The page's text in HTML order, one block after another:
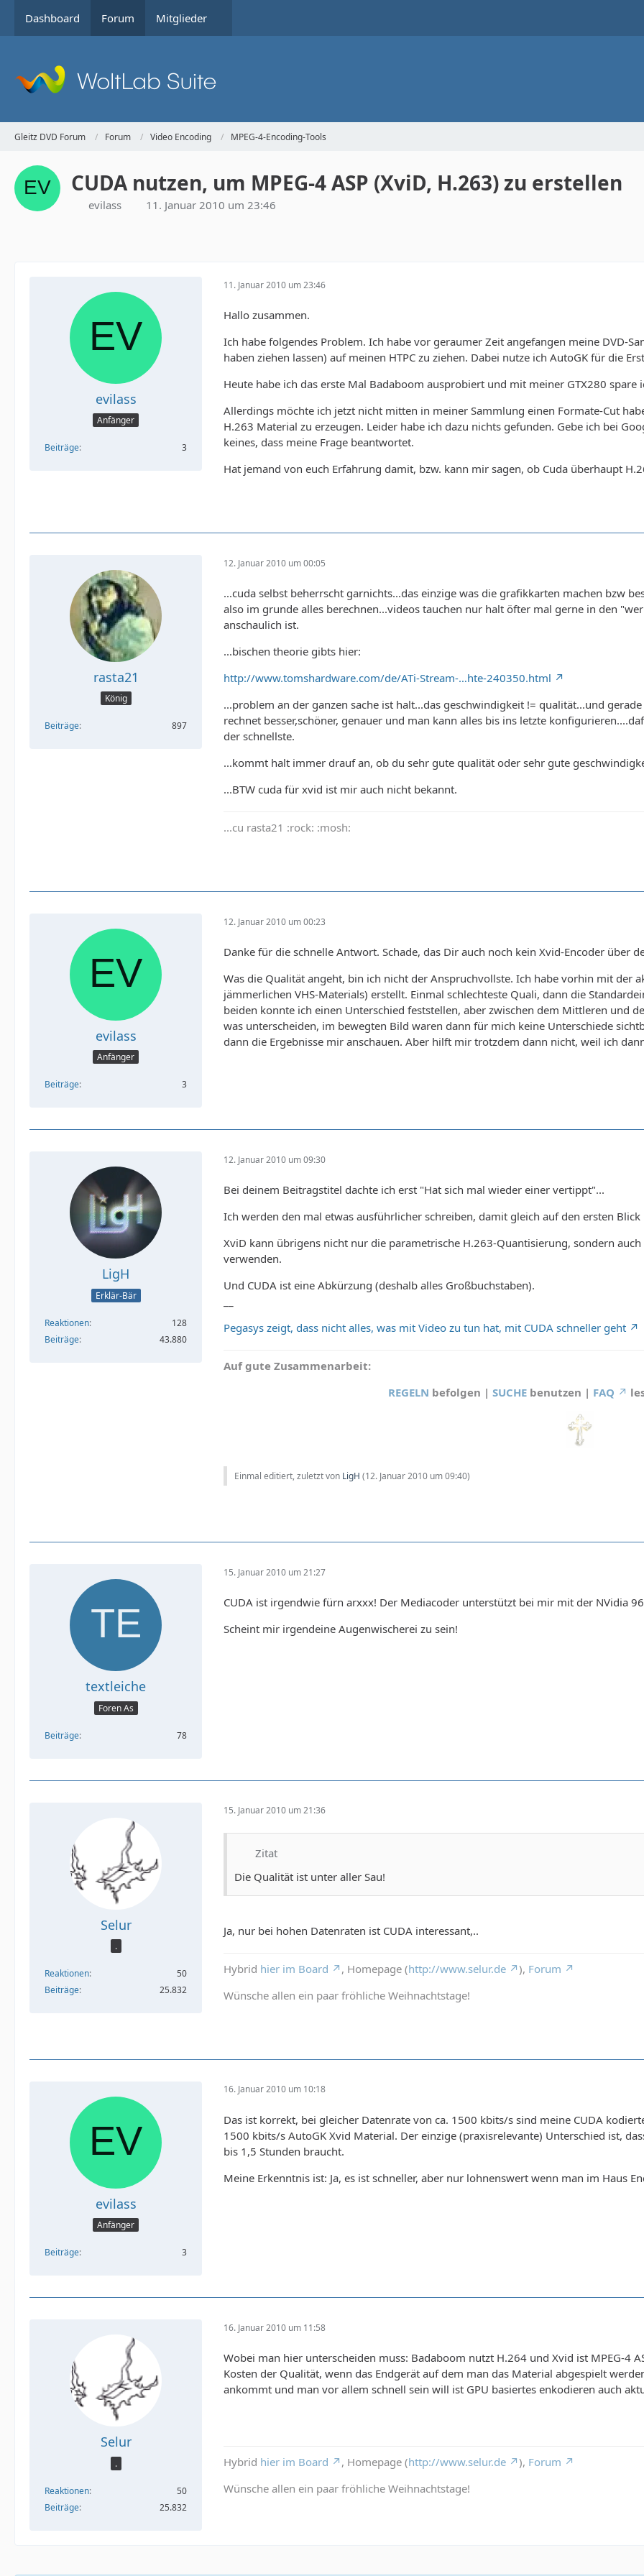
Dashboard Forum Mitglieder
Gleitz DVD Forum Forum Video Encoding MPEG-4-Encoding-Tools
CUDA nutzen, um MPEG-4 ASP (XviD, H.263) zu erstellen
evilass 11. Januar 2010 um 23:46
evilass
Anfänger
Beiträge 3
11. Januar 2010 um 23:46
Hallo zusammen.
Ich habe folgendes Problem. Ich habe vor geraumer Zeit angefangen meine DVD-
haben ziehen lassen) auf meinen HTPC zu ziehen. Dabei nutze ich AutoGK für die
Heute habe ich das erste Mal Badaboom ausprobiert und mit meiner GTX280
Allerdings möchte ich jetzt nicht mitten in meiner Sammlung einen Formate-Cut
H.263 Material zu erzeugen. Leider habe ich dazu nichts gefunden. Gebe ich bei
keines, dass meine Frage beantwortet.
Hat jemand von euch Erfahrung damit, bzw. kann mir sagen, ob Cuda überhaupt
rasta21
König
Beiträge 897
12. Januar 2010 um 00:05
...cuda selbst beherrscht garnichts...das einzige was die grafikkarten machen bzw
also im grunde alles berechnen...videos tauchen nur halt öfter mal gerne in den
anschaulich ist.
...bischen theorie gibts hier:
http://www.tomshardware.com/de/ATi-Stream-…hte-240350.html
...problem an der ganzen sache ist halt...das geschwindigkeit != qualität...und
rechnet besser,schöner, genauer und man kann alles bis ins letzte
der schnellste.
...kommt halt immer drauf an, ob du sehr gute qualität oder sehr gute
...BTW cuda für xvid ist mir auch nicht bekannt.
...cu rasta21 :rock: :mosh:
evilass
Anfänger
Beiträge 3
12. Januar 2010 um 00:23
Danke für die schnelle Antwort. Schade, das Dir auch noch kein Xvid-Encoder über
Was die Qualität angeht, bin ich nicht der Anspruchvollste. Ich habe vorhin mit der
jämmerlichen VHS-Materials) erstellt. Einmal schlechteste Quali, dann die
beiden konnte ich einen Unterschied feststellen, aber zwischen dem Mittleren und
was unterscheiden, im bewegten Bild waren dann für mich keine Unterschiede
dann die Ergebnisse mir anschauen. Aber hilft mir trotzdem dann nicht, weil ich
LigH
Erklär-Bär
Reaktionen
128
Beiträge
43.880
12. Januar 2010 um 09:30
Bei deinem Beitragstitel dachte ich erst "Hat sich mal wieder einer vertippt"...
Ich werden den mal etwas ausführlicher schreiben, damit gleich auf den ersten
XviD kann übrigens nicht nur die parametrische H.263-Quantisierung, sondern
verwenden.
Und CUDA ist eine Abkürzung (deshalb alles Großbuchstaben).
Pegasys zeigt, dass nicht alles, was mit Video zu tun hat, mit CUDA schneller geht
Auf gute Zusammenarbeit:
REGELN befolgen | SUCHE benutzen | FAQ
Einmal editiert, zuletzt von LigH (12. Januar 2010 um 09:40)
textleiche
Foren As
Beiträge 78
15. Januar 2010 um 21:27
CUDA ist irgendwie fürn arxxx! Der Mediacoder unterstützt bei mir mit der NVidia
Scheint mir irgendeine Augenwischerei zu sein!
Selur
.
Reaktionen
50
Beiträge
25.832
15. Januar 2010 um 21:36
Zitat
Die Qualität ist unter aller Sau!
Ja, nur bei hohen Datenraten ist CUDA interessant,..
Hybrid hier im Board , Homepage (http://www.selur.de ), Forum
Wünsche allen ein paar fröhliche Weihnachtstage!
evilass
Anfänger
Beiträge 3
16. Januar 2010 um 10:18
Das ist korrekt, bei gleicher Datenrate von ca. 1500 kbits/s sind meine CUDA
1500 kbits/s AutoGK Xvid Material. Der einzige (praxisrelevante) Unterschied ist,
bis 1,5 Stunden braucht.
Meine Erkenntnis ist: Ja, es ist schneller, aber nur lohnenswert wenn man im Haus
Selur
.
Reaktionen
50
Beiträge
25.832
16. Januar 2010 um 11:58
Wobei man hier unterscheiden muss: Badaboom nutzt H.264 und Xvid ist MPEG-4
Kosten der Qualität, wenn das Endgerät auf dem man das Material abgespielt
ankommt und man vor allem schnell sein will ist GPU basiertes enkodieren auch
Hybrid hier im Board , Homepage (http://www.selur.de ), Forum
Wünsche allen ein paar fröhliche Weihnachtstage!